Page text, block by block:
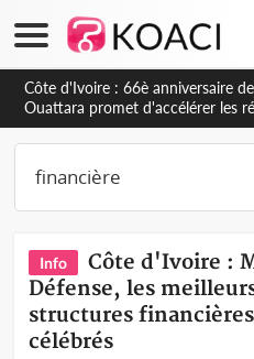
Côte d'Ivoire : À Abidjan,
ivoirien et veut s'en inspirer pour
de la Guinée
Info
Côte d'Ivoire :
Défense, les
structures
célébrés